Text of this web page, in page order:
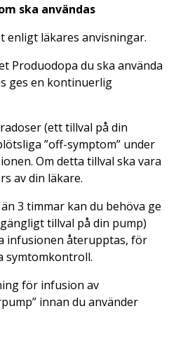
ska användas
enligt läkares anvisningar.
Produodopa du ska använda
ges en kontinuerlig
(ett tillval på din
”off-symptom” under
Om detta tillval ska vara
av din läkare.
3 timmar kan du behöva ge
tillval på din pump)
infusionen återupptas, för
symtomkontroll.
för infusion av
innan du använder